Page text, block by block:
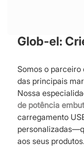
Glob-el:
Somos o
das principais
Nossa
de potência
carregamento
aos seus produtos.